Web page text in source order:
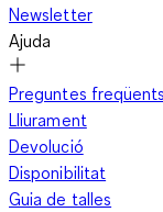
Newsletter
Ajuda
Preguntes freqüents
Lliurament
Devolució
Disponibilitat
Guia de talles